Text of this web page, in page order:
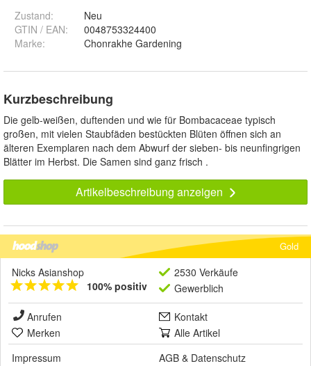
Zustand:
Neu
GTIN / EAN:
0048753324400
Marke:
Chonrakhe Gardening
Kurzbeschreibung
Die gelb-weißen, duftenden und wie für Bombacaceae typisch
großen, mit vielen Staubfäden bestückten Blüten öffnen sich an
älteren Exemplaren nach dem Abwurf der sieben- bis neunfingrigen
Blätter im Herbst. Die Samen sind ganz frisch .
Artikelbeschreibung anzeigen
Gold
Nicks Asianshop
100% positiv
2530 Verkäufe
Gewerblich
Anrufen
Kontakt
Merken
Alle Artikel
Impressum
AGB & Datenschutz